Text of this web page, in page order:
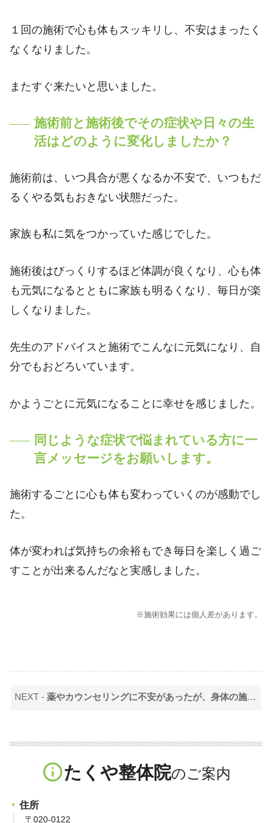
１回の施術で心も体もスッキリし、不安はまったく
なくなりました。
またすぐ来たいと思いました。
施術前と施術後でその症状や日々の生
活はどのように変化しましたか？
施術前は、いつ具合が悪くなるか不安で、いつもだ
るくやる気もおきない状態だった。
家族も私に気をつかっていた感じでした。
施術後はびっくりするほど体調が良くなり、心も体
も元気になるとともに家族も明るくなり、毎日が楽
しくなりました。
先生のアドバイスと施術でこんなに元気になり、自
分でもおどろいています。
かようごとに元気になることに幸せを感じました。
同じような症状で悩まれている方に一
言メッセージをお願いします。
施術するごとに心も体も変わっていくのが感動でし
た。
体が変われば気持ちの余裕もでき毎日を楽しく過ご
すことが出来るんだなと実感しました。
※施術効果には個人差があります。
NEXT -薬やカウンセリングに不安があったが、身体の施術から入って気持ちの余裕が少しずつ増えて行きました。心の抵抗があまりない場所です。
info_outlineたくや整体院
住所
〒020-0122